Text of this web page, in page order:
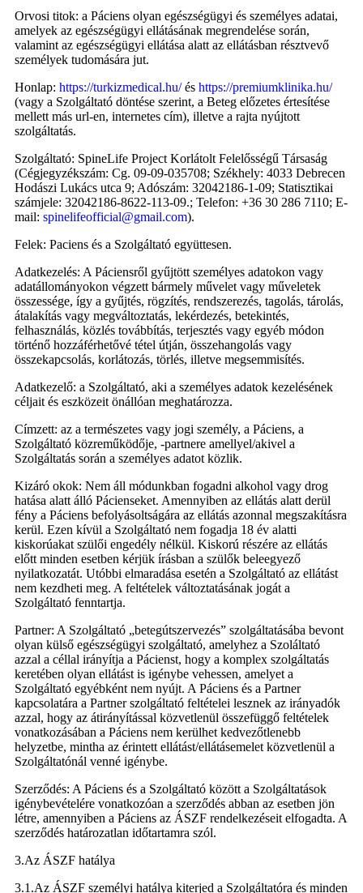
Orvosi titok: a Páciens olyan egészségügyi és személyes adatai,
amelyek az egészségügyi ellátásának megrendelése során,
valamint az egészségügyi ellátása alatt az ellátásban résztvevő
személyek tudomására jut.
Honlap: https://turkizmedical.hu/és https://premiumklinika.hu/
(vagy a Szolgáltató döntése szerint, a Beteg előzetes értesítése
mellett más url-en, internetes cím), illetve a rajta nyújtott
szolgáltatás.
Szolgáltató: SpineLife Project Korlátolt Felelősségű Társaság
(Cégjegyzékszám: Cg. 09-09-035708; Székhely: 4033 Debrecen
Hodászi Lukács utca 9; Adószám: 32042186-1-09; Statisztikai
számjele: 32042186-8622-113-09.; Telefon: +36 30 286 7110; E-
mail: spinelifeofficial@gmail.com).
Felek: Paciens és a Szolgáltató együttesen.
Adatkezelés: A Páciensről gyűjtött személyes adatokon vagy
adatállományokon végzett bármely művelet vagy műveletek
összessége, így a gyűjtés, rögzítés, rendszerezés, tagolás, tárolás,
átalakítás vagy megváltoztatás, lekérdezés, betekintés,
felhasználás, közlés továbbítás, terjesztés vagy egyéb módon
történő hozzáférhetővé tétel útján, összehangolás vagy
összekapcsolás, korlátozás, törlés, illetve megsemmisítés.
Adatkezelő: a Szolgáltató, aki a személyes adatok kezelésének
céljait és eszközeit önállóan meghatározza.
Címzett: az a természetes vagy jogi személy, a Páciens, a
Szolgáltató közreműködője, -partnere amellyel/akivel a
Szolgáltatás során a személyes adatot közlik.
Kizáró okok: Nem áll módunkban fogadni alkohol vagy drog
hatása alatt álló Pácienseket. Amennyiben az ellátás alatt derül
fény a Páciens befolyásoltságára az ellátás azonnal megszakításra
kerül. Ezen kívül a Szolgáltató nem fogadja 18 év alatti
kiskorúakat szülői engedély nélkül. Kiskorú részére az ellátás
előtt minden esetben kérjük írásban a szülők beleegyező
nyilatkozatát. Utóbbi elmaradása esetén a Szolgáltató az ellátást
nem kezdheti meg. A feltételek változtatásának jogát a
Szolgáltató fenntartja.
Partner: A Szolgáltató „betegútszervezés” szolgáltatásába bevont
olyan külső egészségügyi szolgáltató, amelyhez a Szoláltató
azzal a céllal irányítja a Pácienst, hogy a komplex szolgáltatás
keretében olyan ellátást is igénybe vehessen, amelyet a
Szolgáltató egyébként nem nyújt. A Páciens és a Partner
kapcsolatára a Partner szolgáltató feltételei lesznek az irányadók
azzal, hogy az átirányítással közvetlenül összefüggő feltételek
vonatkozásában a Páciens nem kerülhet kedvezőtlenebb
helyzetbe, mintha az érintett ellátást/ellátásemelet közvetlenül a
Szolgáltatónál venné igénybe.
Szerződés: A Páciens és a Szolgáltató között a Szolgáltatások
igénybevételére vonatkozóan a szerződés abban az esetben jön
létre, amennyiben a Páciens az ÁSZF rendelkezéseit elfogadta. A
szerződés határozatlan időtartamra szól.
3.Az ÁSZF hatálya
3.1.Az ÁSZF személyi hatálya kiterjed a Szolgáltatóra és minden